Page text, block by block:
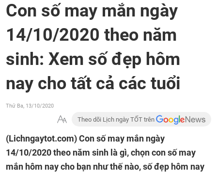
Con số may mắn ngày
14/10/2020 theo năm
sinh: Xem số đẹp hôm
nay cho tất cả các tuổi
Thứ Ba, 13/10/2020
Theo dõi Lịch ngày TỐT trên
(Lichngaytot.com)Con số may mắn ngày
14/10/2020 theo năm sinh là gì, chọn con số may
mắn hôm nay cho bạn như thế nào, số đẹp hôm nay